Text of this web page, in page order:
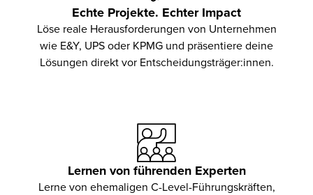
Echte Projekte. Echter Impact
Löse reale Herausforderungen von Unternehmen
wie E&Y, UPS oder KPMG und präsentiere deine
Lösungen direkt vor Entscheidungsträger:innen.
Lernen von führenden Experten
Lerne von ehemaligen C-Level-Führungskräften,